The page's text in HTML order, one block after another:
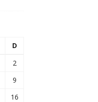
D
2
9
16